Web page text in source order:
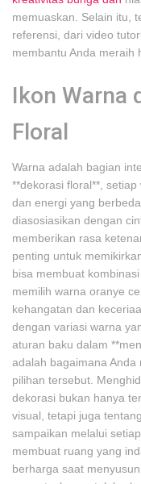
memuaskan. Selain itu,
referensi, dari video
membantu Anda meraih
Ikon Warna
Floral
Warna adalah bagian
**dekorasi floral**,
dan energi yang
diasosiasikan dengan
memberikan rasa
penting untuk
bisa membuat
memilih warna oranye
kehangatan dan
dengan variasi warna
aturan baku dalam
adalah bagaimana
pilihan tersebut.
dekorasi bukan hanya
visual, tetapi juga
sampaikan melalui
membuat ruang yang
berharga saat